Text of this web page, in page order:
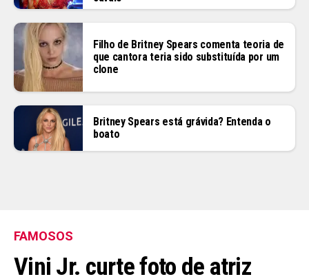
Filho de Britney Spears comenta teoria de
que cantora teria sido substituída por um
clone
Britney Spears está grávida? Entenda o
boato
FAMOSOS
Vini Jr. curte foto de atriz